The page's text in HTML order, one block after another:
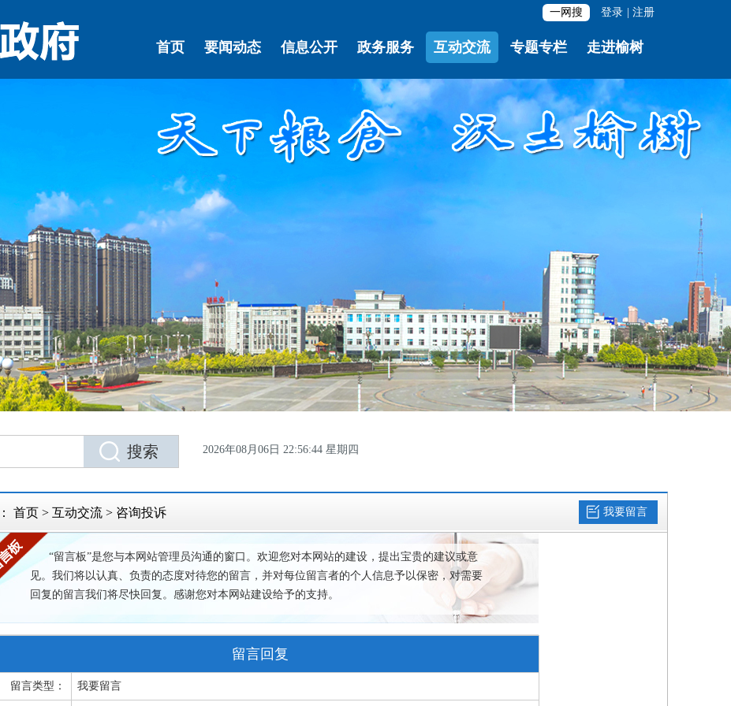
一网搜 登录 注册
首页 要闻动态 信息公开 政务服务 互动交流 专题专栏 走进榆树
2026年08月06日 22:56:44 星期四
首页 > 互动交流 > 咨询投诉 我要留言
“留言板”是您与本网站管理员沟通的窗口。欢迎您对本网站的建设，提出宝贵的建议或意
见。我们将以认真、负责的态度对待您的留言，并对每位留言者的个人信息予以保密，对需要
回复的留言我们将尽快回复。感谢您对本网站建设给予的支持。
留言回复
留言类型： 我要留言